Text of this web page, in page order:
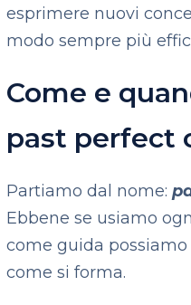
esprimere nuovi
modo sempre più
Come e
past perfect
Partiamo dal nome:
Ebbene se usiamo
come guida
come si forma.